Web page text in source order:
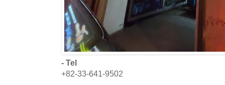
- Tel
+82-33-641-9502